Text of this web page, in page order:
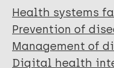
Health systems
Prevention of
Management of
Digital health